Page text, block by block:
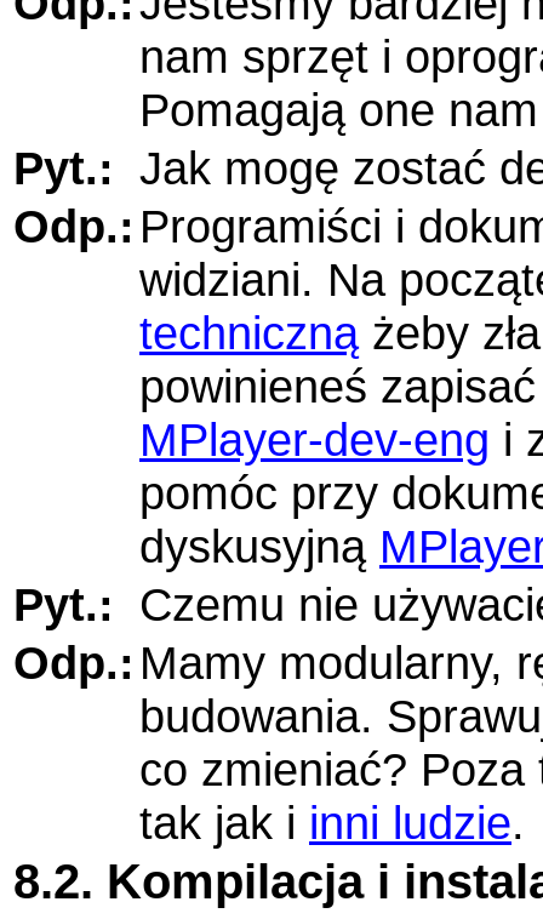
nam sprzęt i
Pomagają one
Pyt.: Jak mogę zostać
Odp.: Programiści i
widziani. Na
techniczną żeby
powinieneś
MPlayer-dev-eng i
pomóc przy
dyskusyjną
Pyt.:
Czemu nie
Odp.: Mamy modularny,
budowania.
co zmieniać?
tak jak i inni ludzie.
8.2. Kompilacja i